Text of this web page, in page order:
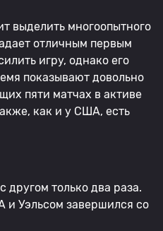
выделить многоопытного
отличным первым
игру, однако его
показывают довольно
пяти матчах в активе
как и у США, есть
другом только два раза.
Уэльсом завершился со